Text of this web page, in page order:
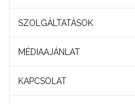
SZOLGÁLTATÁSOK
MÉDIAAJÁNLAT
KAPCSOLAT